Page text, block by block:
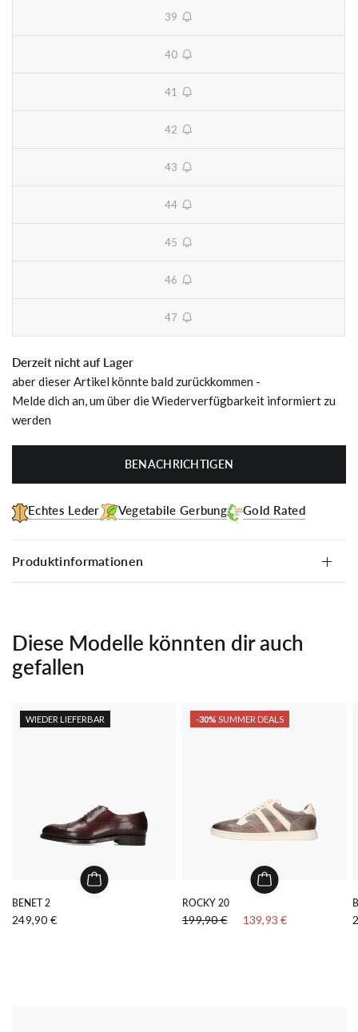
39
unavailable
40
unavailable
41
unavailable
42
unavailable
43
unavailable
44
unavailable
45
unavailable
46
unavailable
47
unavailable
Derzeit nicht auf Lager
aber dieser Artikel könnte bald zurückkommen -
Melde dich an, um über die Wiederverfügbarkeit informiert zu
werden
BENACHRICHTIGEN
Echtes Leder Vegetabile Gerbung Gold Rated
Produktinformationen
Diese Modelle könnten dir auch
gefallen
WIEDER LIEFERBAR
BENET 2
249,90 €
-30% SUMMER DEALS
ROCKY 20
199,90 € 139,93 €